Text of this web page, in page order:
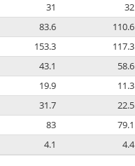
31 32
83.6 110.6
153.3 117.3
43.1 58.6
19.9 11.3
31.7 22.5
83 79.1
4.1 4.4